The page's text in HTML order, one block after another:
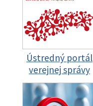
Ústredný portál
verejnej správy